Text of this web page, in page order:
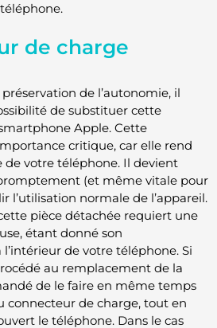
de charge
de l’autonomie, il
de substituer cette
Apple. Cette
critique, car elle rend
de votre téléphone. Il devient
(et même vitale pour
l’utilisation normale de l’appareil.
pièce détachée requiert une
étant donné son
de votre téléphone. Si
au remplacement de la
de le faire en même temps
connecteur de charge, tout en
le téléphone. Dans le cas